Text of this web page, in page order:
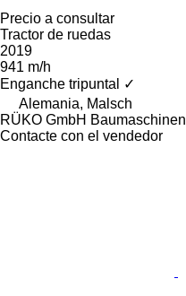
Precio a consultar
Tractor de ruedas
2019
941 m/h
Enganche tripuntal ✓
Alemania, Malsch
RÜKO GmbH Baumaschinen
Contacte con el vendedor